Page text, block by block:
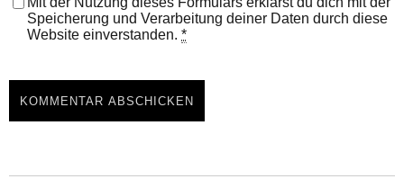
Speicherung und Verarbeitung deiner Daten durch diese
Website einverstanden. *